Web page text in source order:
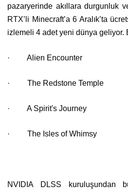
pazaryerinde akıllara durgunluk
RTX’li Minecraft’a 6 Aralık’ta
izlemeli 4 adet yeni dünya geliyor.
· Alien Encounter
· The Redstone Temple
· A Spirit's Journey
· The Isles of Whimsy
NVIDIA DLSS kuruluşundan